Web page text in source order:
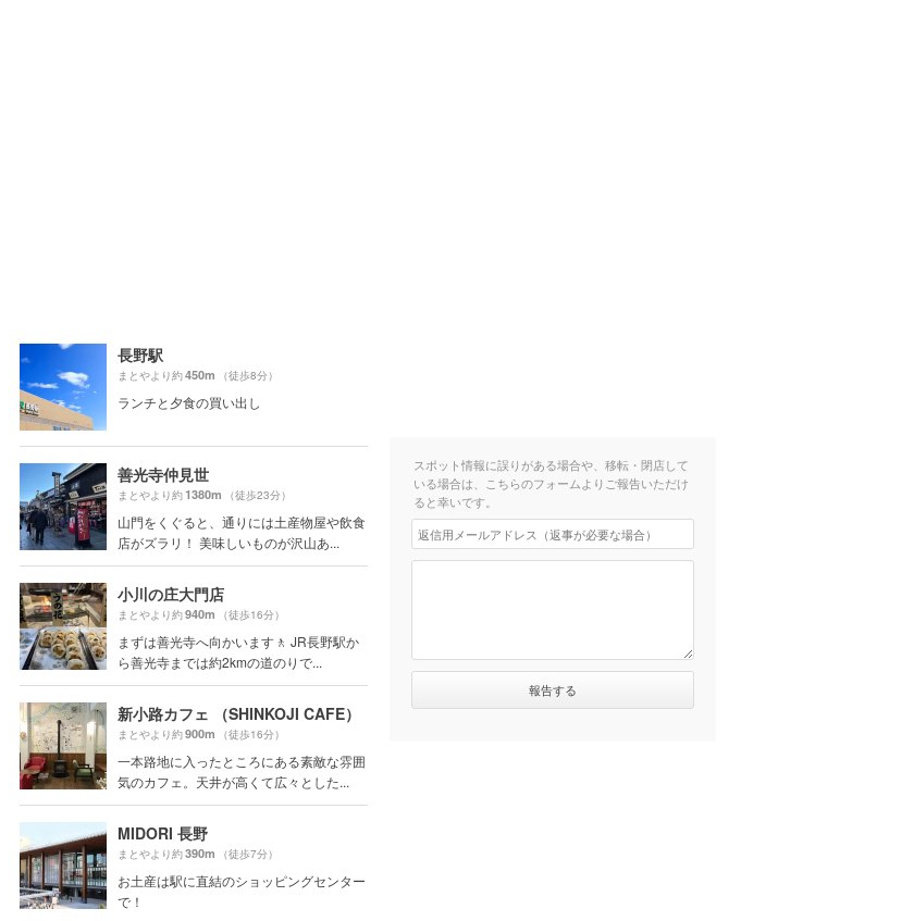
長野駅
まとやより約450m （徒歩8分）
ランチと夕食の買い出し
善光寺仲見世
まとやより約1380m （徒歩23分）
山門をくぐると、通りには土産物屋や飲食
店がズラリ！ 美味しいものが沢山あ...
小川の庄大門店
まとやより約940m （徒歩16分）
まずは善光寺へ向かいます🚶 JR長野駅か
ら善光寺までは約2kmの道のりで...
新小路カフェ （SHINKOJI CAFE）
まとやより約900m （徒歩16分）
一本路地に入ったところにある素敵な雰囲
気のカフェ。天井が高くて広々とした...
MIDORI 長野
まとやより約390m （徒歩7分）
お土産は駅に直結のショッピングセンター
で！
スポット情報に誤りがある場合や、移転・閉店して
いる場合は、こちらのフォームよりご報告いただけ
ると幸いです。